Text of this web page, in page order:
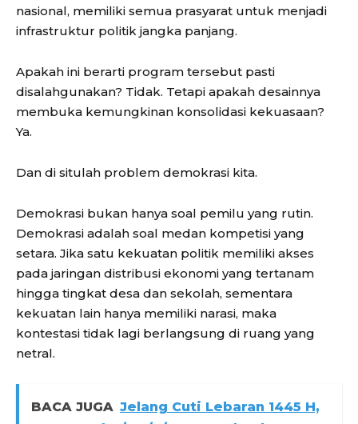
nasional, memiliki semua prasyarat untuk menjadi
infrastruktur politik jangka panjang.
Apakah ini berarti program tersebut pasti
disalahgunakan? Tidak. Tetapi apakah desainnya
membuka kemungkinan konsolidasi kekuasaan?
Ya.
Dan di situlah problem demokrasi kita.
Demokrasi bukan hanya soal pemilu yang rutin.
Demokrasi adalah soal medan kompetisi yang
setara. Jika satu kekuatan politik memiliki akses
pada jaringan distribusi ekonomi yang tertanam
hingga tingkat desa dan sekolah, sementara
kekuatan lain hanya memiliki narasi, maka
kontestasi tidak lagi berlangsung di ruang yang
netral.
BACA JUGA Jelang Cuti Lebaran 1445 H,